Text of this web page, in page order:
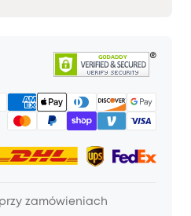
zamówieniach